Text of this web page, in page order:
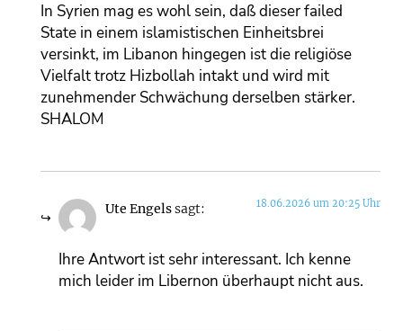
In Syrien mag es wohl sein, daß dieser failed
State in einem islamistischen Einheitsbrei
versinkt, im Libanon hingegen ist die religiöse
Vielfalt trotz Hizbollah intakt und wird mit
zunehmender Schwächung derselben stärker.
SHALOM
Ute Engelssagt: 18.06.2026 um 20:25 Uhr
Ihre Antwort ist sehr interessant. Ich kenne
mich leider im Libernon überhaupt nicht aus.